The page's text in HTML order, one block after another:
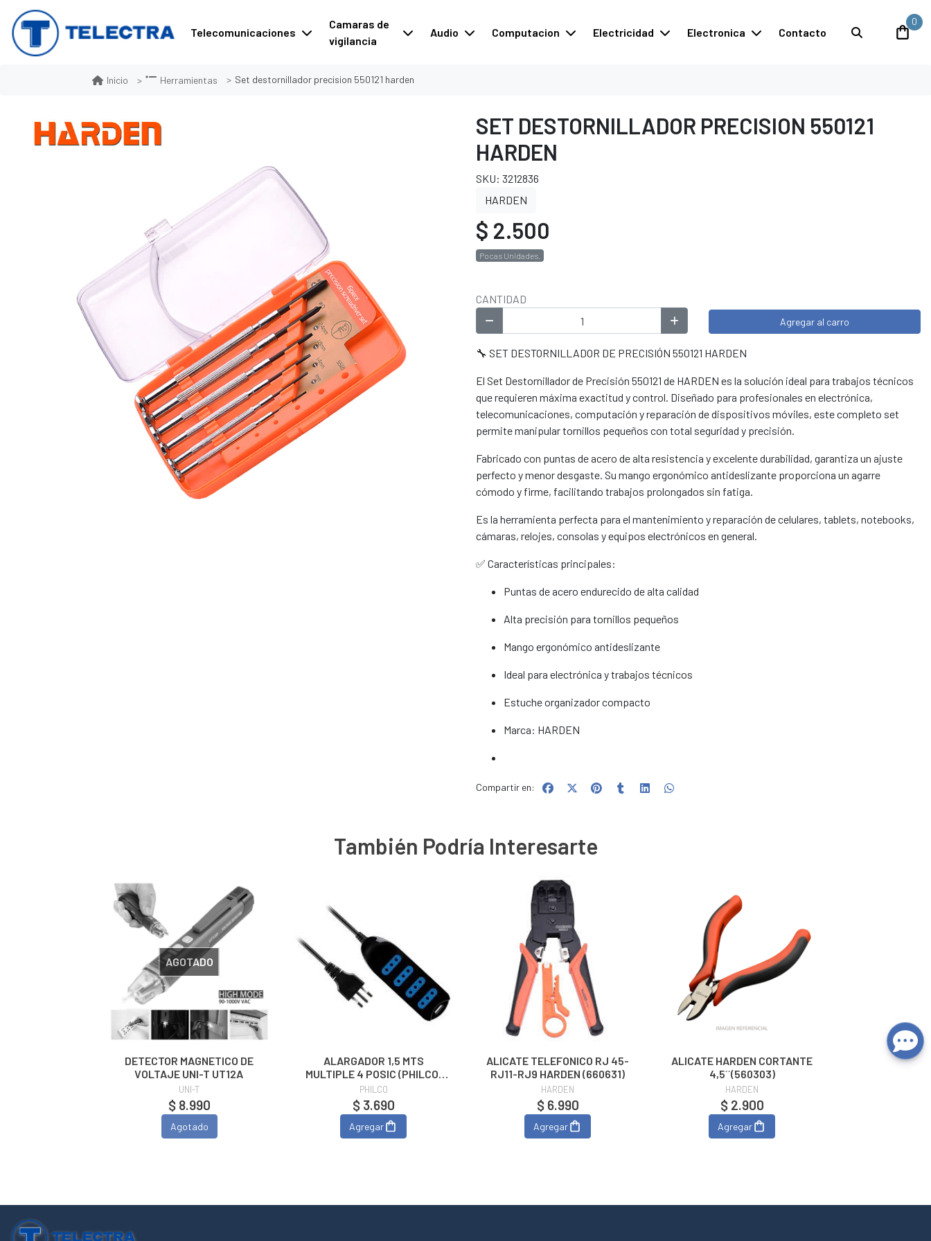
Telecomunicaciones
Camaras de
vigilancia
Audio Computacion Electricidad Electronica Contacto
0
Inicio Herramientas Set destornillador precision 550121 harden
SET DESTORNILLADOR PRECISION 550121
HARDEN
SKU: 3212836
HARDEN
$ 2.500
Pocas Unidades.
CANTIDAD
Agregar al carro
🔧 SET DESTORNILLADOR DE PRECISIÓN 550121 HARDEN
El Set Destornillador de Precisión 550121 de HARDEN es la solución ideal para trabajos técnicos
que requieren máxima exactitud y control. Diseñado para profesionales en electrónica,
telecomunicaciones, computación y reparación de dispositivos móviles, este completo set
permite manipular tornillos pequeños con total seguridad y precisión.
Fabricado con puntas de acero de alta resistencia y excelente durabilidad, garantiza un ajuste
perfecto y menor desgaste. Su mango ergonómico antideslizante proporciona un agarre
cómodo y firme, facilitando trabajos prolongados sin fatiga.
Es la herramienta perfecta para el mantenimiento y reparación de celulares, tablets, notebooks,
cámaras, relojes, consolas y equipos electrónicos en general.
✅ Características principales:
Puntas de acero endurecido de alta calidad
Alta precisión para tornillos pequeños
Mango ergonómico antideslizante
Ideal para electrónica y trabajos técnicos
Estuche organizador compacto
Marca: HARDEN
Compartir en:
También Podría Interesarte
AGOTADO
DETECTOR MAGNETICO DE
VOLTAJE UNI-T UT12A
UNI-T
$ 8.990
Agotado
ALARGADOR 1,5 MTS
MULTIPLE 4 POSIC (PHILCO)
Negro
PHILCO
$ 3.690
Agregar
ALICATE TELEFONICO RJ 45-
RJ11-RJ9 HARDEN (660631)
HARDEN
$ 6.990
Agregar
ALICATE HARDEN CORTANTE
4,5´´(560303)
HARDEN
$ 2.900
Agregar